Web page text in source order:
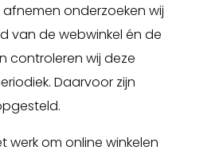
onderzoeken wij
van de webwinkel én de
controleren wij deze
Daarvoor zijn
werk om online winkelen